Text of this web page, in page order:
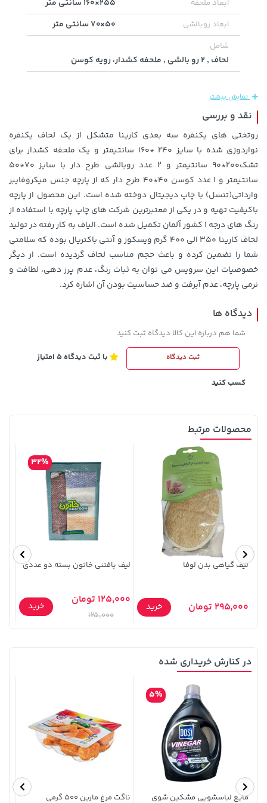
129,000 تومان
145,900
خرید 169,900 تومان خرید
154,000 تومان
171,500
خرید 27,580,000 تومان خرید
خرید
289,900
خرید 27,080,000 تومان
1,959,000
خرید
ابعاد ملحفه 255×160 سانتی متر
ابعاد روبالشی 50×70 سانتی متر
شامل
لحاف , ۲ رو بالشی , ملحفه کشدار، رویه کوسن
نمایش بیشتر
نقد و بررسی
روتختی های یکنفره سه بعدی کارینا متشکل از یک لحاف یکنفره
نواردوزی شده با سایز ۲۴۰ *۱۶۰ سانتیمتر و یک ملحفه کشدار برای
تشک۲۰۰*۹۰ سانتیمتر و ۲ عدد روبالشی طرح دار با سایز ۷۰*۵۰
سانتیمتر و ۱ عدد کوسن ۴۰*۴۰ طرح دار که از پارچه جنس میکروفایبر
وارداتی(تنسل) با چاپ دیجیتال دوخته شده است. این محصول از پارچه
باکیفیت تهیه و در یکی از معتبرترین شرکت های چاپ پارچه با استفاده از
رنگ های درجه ۱ کشور آلمان تکمیل شده است. الیاف به کار رفته در تولید
لحاف کارینا ۳۵۰ الی ۴۰۰ گرم ویسکوز و آنتی باکتریال بوده که سلامتی
شما را تضمین کرده و باعث حجم مناسب لحاف گردیده است. از دیگر
ﺧﺼﻮﺻﯿﺎت این سرویس می توان به ﺛﺒﺎت رﻧﮓ، ﻋﺪم ﭘﺮز دﻫﯽ، ﻟﻄﺎﻓﺖ و
ﻧﺮﻣﯽ پارچه، عدم آﺑﺮﻓﺖ و ضد حساسیت بودن آن اشاره کرد.
دیدگاه ها
شما هم درباره این کالا دیدگاه ثبت کنید
ثبت دیدگاه با ثبت دیدگاه 5 امتیاز
کسب کنید
محصولات مرتبط
لیف گیاهی بدن لوفا
295,000 تومان خرید
لیف بافتنی خاتون بسته دو عددی
32%
125,000 تومان
125,000
خرید
در کنارش خریداری شده
مایع لباسشویی مشکین شوی
5%
ناگت مرغ مارین 500 گرمی